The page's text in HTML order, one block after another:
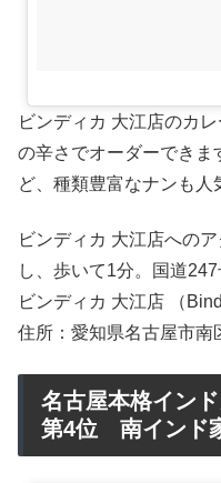
ビンディカ 大江店のカ
の辛さでオーダーできま
ど、種類豊富なナンも人
ビンディカ 大江店への
し、歩いて1分。国道
ビンディカ 大江店 （
住所：愛知県名古屋市南
名古屋本格イン
第4位 南インド